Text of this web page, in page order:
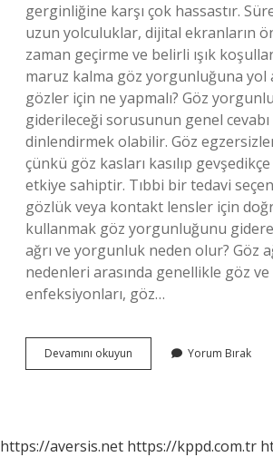
gerginliğine karşı çok hassastır.
uzun yolculuklar, dijital ekranların
zaman geçirme ve belirli ışık
maruz kalma göz yorgunluğuna yol
gözler için ne yapmalı? Göz
giderileceği sorusunun genel
dinlendirmek olabilir. Göz
çünkü göz kasları kasılıp
etkiye sahiptir. Tıbbi bir tedavi
gözlük veya kontakt lensler için
kullanmak göz yorgunluğunu
ağrı ve yorgunluk neden olur? Göz
nedenleri arasında genellikle göz ve
enfeksiyonları, göz…
Devamını okuyun Gözlerde
Yorgunluk
Yorum Bırak
https://aversis.net https://kppd.com.tr